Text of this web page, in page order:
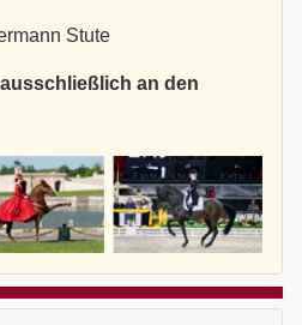
Stute
an den